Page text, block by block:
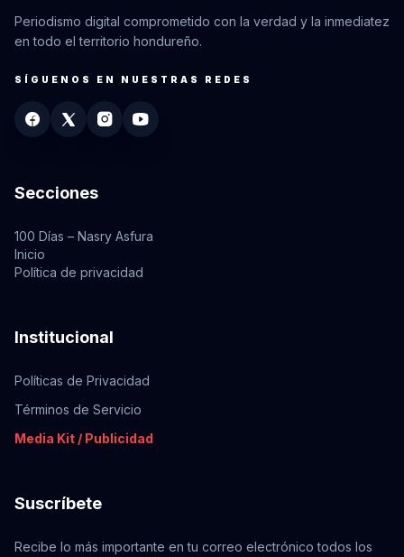
Periodismo digital comprometido con la verdad y la inmediatez
en todo el territorio hondureño.
SÍGUENOS EN NUESTRAS REDES
Secciones
100 Días – Nasry Asfura
Inicio
Política de privacidad
Institucional
Políticas de Privacidad
Términos de Servicio
Media Kit / Publicidad
Suscríbete
Recibe lo más importante en tu correo electrónico todos los